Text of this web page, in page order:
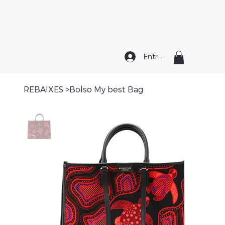
Entrar
REBAIXES >Bolso My best Bag